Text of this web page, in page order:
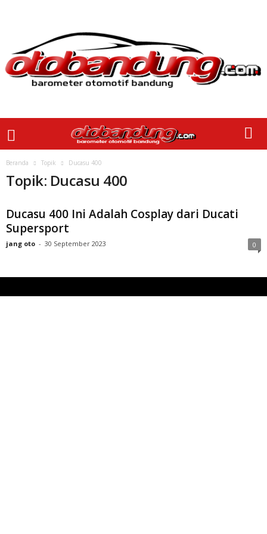
Beranda Topik Ducasu 400
Topik: Ducasu 400
Ducasu 400 Ini Adalah Cosplay dari Ducati
Supersport
jang oto - 30 September 2023 0